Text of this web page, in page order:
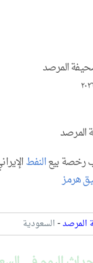
المرصد
المرصد
رخصة بيعالنفط
هرمز
المرصد-السعودية